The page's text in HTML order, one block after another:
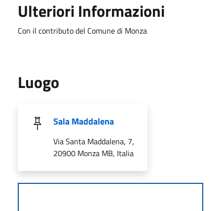
Ulteriori Informazioni
Con il contributo del Comune di Monza
Luogo
Sala Maddalena
Via Santa Maddalena, 7,
20900 Monza MB, Italia